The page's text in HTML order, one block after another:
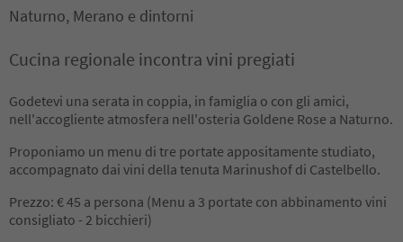
Naturno, Merano e dintorni
Cucina regionale incontra vini pregiati
Godetevi una serata in coppia, in famiglia o con gli amici,
nell'accogliente atmosfera nell'osteria Goldene Rose a Naturno.
Proponiamo un menu di tre portate appositamente studiato,
accompagnato dai vini della tenuta Marinushof di Castelbello.
Prezzo: € 45 a persona (Menu a 3 portate con abbinamento vini
consigliato - 2 bicchieri)